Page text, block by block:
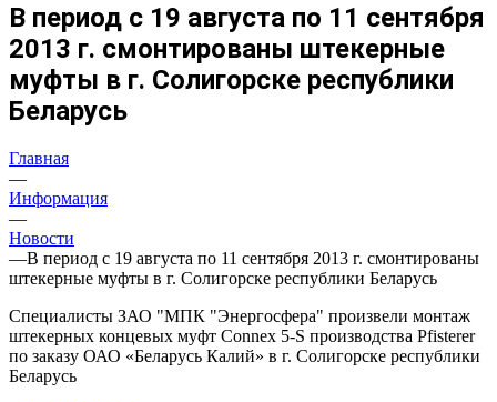
В период с 19 августа по 11 сентября
2013 г. смонтированы штекерные
муфты в г. Солигорске республики
Беларусь
Главная
—
Информация
—
Новости
—В период с 19 августа по 11 сентября 2013 г. смонтированы
штекерные муфты в г. Солигорске республики Беларусь
Специалисты ЗАО "МПК "Энергосфера" произвели монтаж
штекерных концевых муфт Connex 5-S производства Pfisterer
по заказу ОАО «Беларусь Калий» в г. Солигорске республики
Беларусь